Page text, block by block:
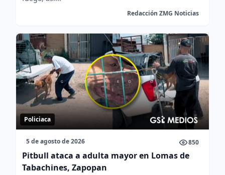
Redacción ZMG Noticias
Policiaca
5 de agosto de 2026 850
Pitbull ataca a adulta mayor en Lomas de
Tabachines, Zapopan